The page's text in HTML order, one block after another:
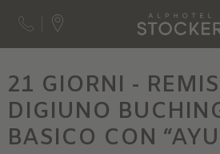
21 GIORNI -
DIGIUNO
BASICO CON